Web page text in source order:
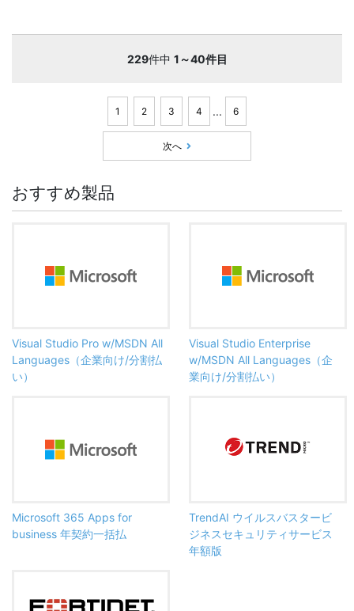
229件中 1～40件目
1 2 3 4 ... 6
次へ
おすすめ製品
Visual Studio Pro w/MSDN All
Languages（企業向け/分割払
い）
Visual Studio Enterprise
w/MSDN All Languages（企
業向け/分割払い）
Microsoft 365 Apps for
business 年契約一括払
TrendAI ウイルスバスタービ
ジネスセキュリティサービス
年額版